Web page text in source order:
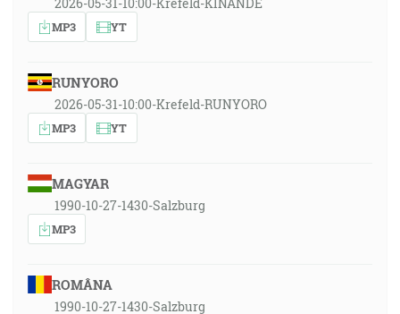
MP3 YT
RUNYORO
2026-05-31-10:00-Krefeld-RUNYORO
MP3 YT
MAGYAR
1990-10-27-1430-Salzburg
MP3
ROMÂNA
1990-10-27-1430-Salzburg